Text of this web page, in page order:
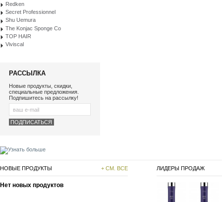
Redken
Secret Professionnel
Shu Uemura
The Konjac Sponge Co
TOP HAIR
Viviscal
РАССЫЛКА
Новые продукты, скидки,
специальные предложения.
Подпишитесь на рассылку!
НОВЫЕ ПРОДУКТЫ + СМ. ВСЕ
Нет новых продуктов
ЛИДЕРЫ ПРОДАЖ